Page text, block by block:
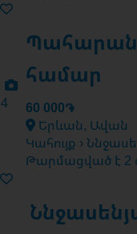
4
համար
60 000֏
Երևան, Ավան
Կահույք ›
Թարմացված է 2